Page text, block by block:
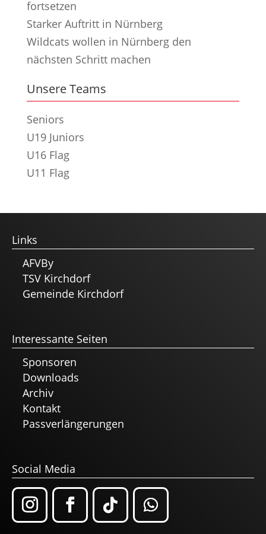
fortsetzen
Starker Auftritt in Nürnberg
Wildcats wollen in Nürnberg den
nächsten Schritt machen
Unsere Teams
Seniors
U19 Juniors
U16 Flag
U11 Flag
Links
AFVBy
TSV Kirchdorf
Gemeinde Kirchdorf
Interessante Seiten
Sponsoren
Downloads
Archiv
Kontakt
Passverlängerungen
Social Media